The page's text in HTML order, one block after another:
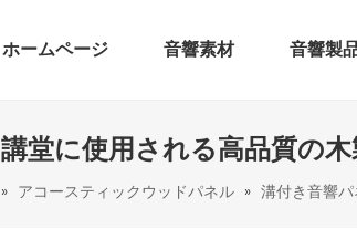
ホームページ 音響素材 音響製
講堂に使用される高品質の
» アコースティックウッドパネル » 溝付き音響